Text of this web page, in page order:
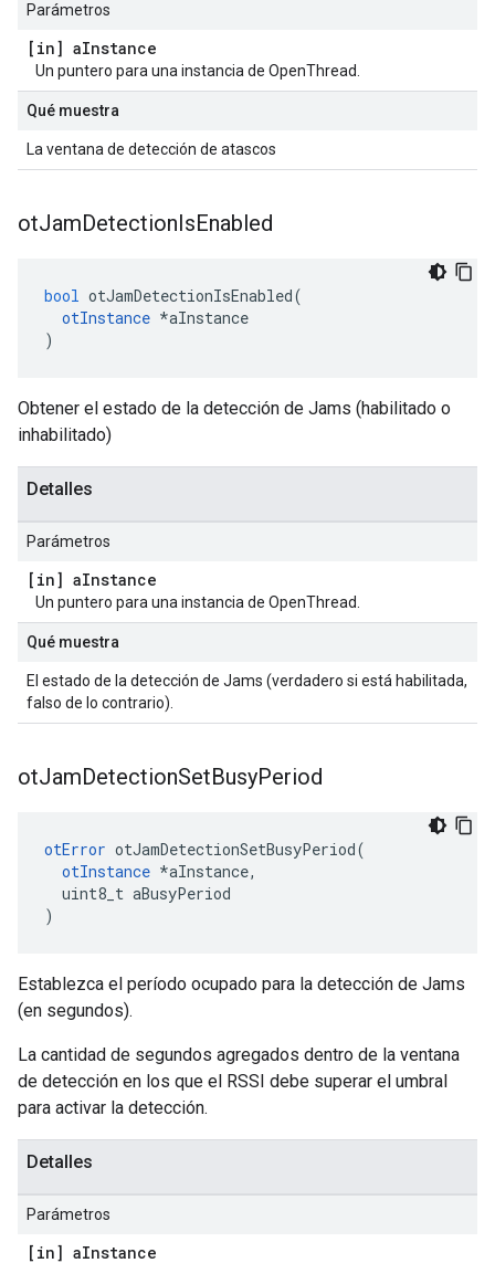
Parámetros
[in] aInstance
Un puntero para una instancia de OpenThread.
Qué muestra
La ventana de detección de atascos
otJamDetectionIsEnabled
bool otJamDetectionIsEnabled(
otInstance *aInstance
)
Obtener el estado de la detección de Jams (habilitado o
inhabilitado)
Detalles
Parámetros
[in] aInstance
Un puntero para una instancia de OpenThread.
Qué muestra
El estado de la detección de Jams (verdadero si está habilitada,
falso de lo contrario).
otJamDetectionSetBusyPeriod
otError otJamDetectionSetBusyPeriod(
otInstance *aInstance,
uint8_t aBusyPeriod
)
Establezca el período ocupado para la detección de Jams
(en segundos).
La cantidad de segundos agregados dentro de la ventana
de detección en los que el RSSI debe superar el umbral
para activar la detección.
Detalles
Parámetros
[in] aInstance